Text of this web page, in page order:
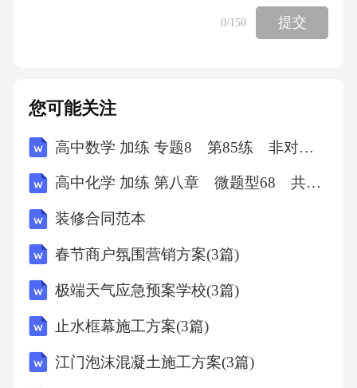
维。4.教师评价：教师在整个过程中的专业指导
和对学生的表现评价，以提供针对性的反馈和
标。2.组织教师培训和研讨，提高教师的综合实
践活动教学能力。3.开展主题活动，引导学生进
行社会实践和学科融合学习。4.组织实践操作和
维。5.进行社会调研，培养学生的社会责任感和
公民意识。6.对学生的学习成果进行评价和反
馈，总结教学经验，为下一阶段的工作提供参
考。七、保障措施1.加强组织领导，明确各部门
合素质和教学能力。3.加强资源整合，提供充足
0/150 提交
您可能关注
高中数学 加练 专题8 第85练 非对称韦达定理
高中化学 加练 第八章 微题型68 共价键极性 分子极性 氢键对物质性质的影响
装修合同范本
春节商户氛围营销方案(3篇)
极端天气应急预案学校(3篇)
止水框幕施工方案(3篇)
江门泡沫混凝土施工方案(3篇)